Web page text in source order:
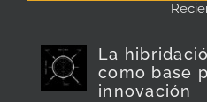
La
como base
innovación